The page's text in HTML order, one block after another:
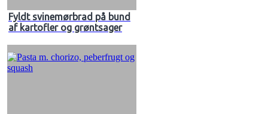
Fyldt svinemørbrad på bund
af kartofler og grøntsager